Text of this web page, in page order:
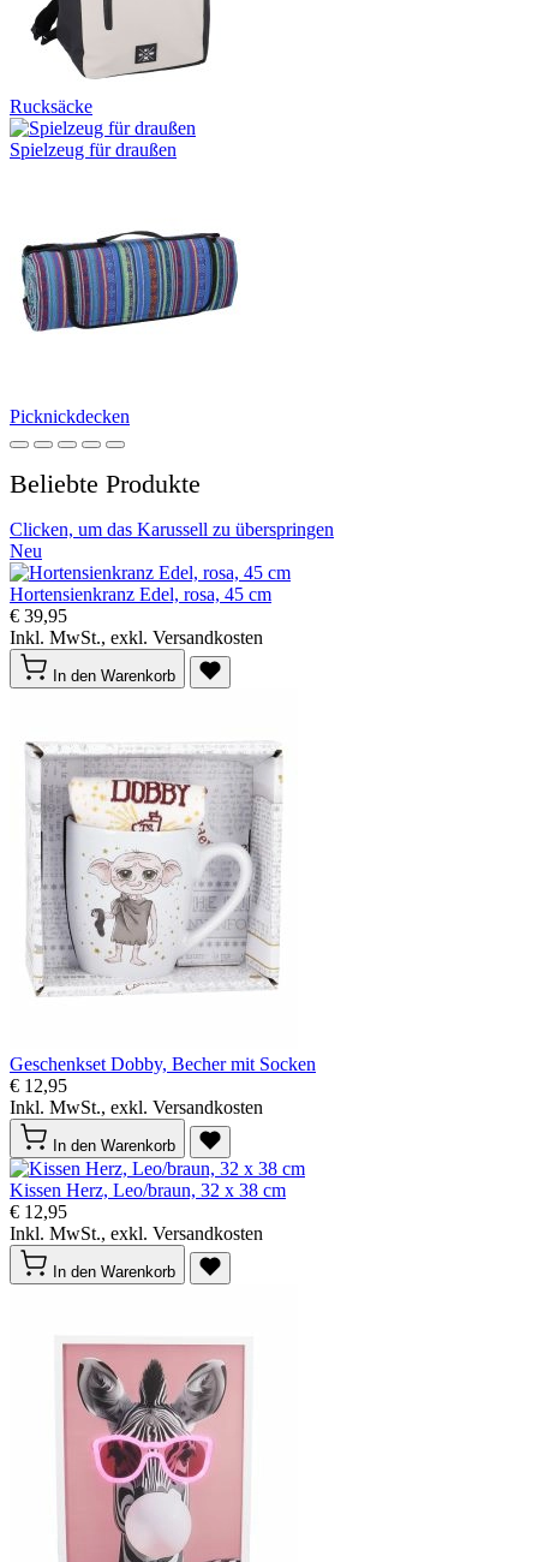
Rucksäcke
Spielzeug für draußen
Picknickdecken
Beliebte Produkte
Clicken, um das Karussell zu überspringen
Neu
Hortensienkranz Edel, rosa, 45 cm
€ 39,95
Inkl. MwSt., exkl. Versandkosten
In den Warenkorb
Geschenkset Dobby, Becher mit Socken
€ 12,95
Inkl. MwSt., exkl. Versandkosten
In den Warenkorb
Kissen Herz, Leo/braun, 32 x 38 cm
€ 12,95
Inkl. MwSt., exkl. Versandkosten
In den Warenkorb